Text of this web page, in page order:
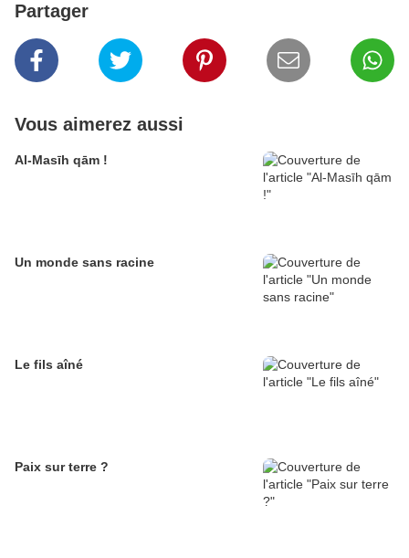
Partager
Vous aimerez aussi
Al-Masīh qām !
Un monde sans racine
Le fils aîné
Paix sur terre ?